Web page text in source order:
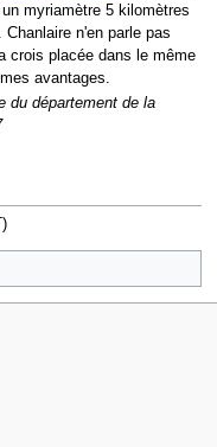
myriamètre 5 kilomètres
Chanlaire n'en parle pas
crois placée dans le même
avantages.
du département de la